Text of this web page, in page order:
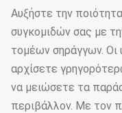
Αυξήστε την
συγκομιδών σας με
τομέων σηράγγων. Οι
αρχίσετε
να μειώσετε τα
περιβάλλον. Με τον